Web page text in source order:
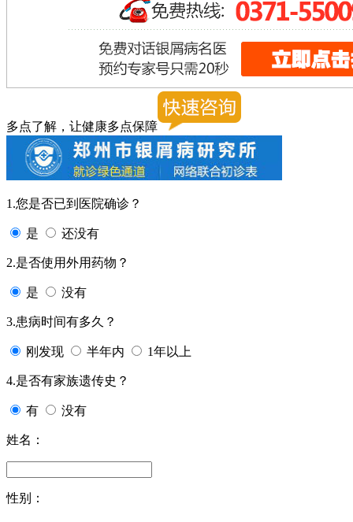
多点了解，让健康多点保障
1.您是否已到医院确诊？
是 还没有
2.是否使用外用药物？
是 没有
3.患病时间有多久？
刚发现 半年内 1年以上
4.是否有家族遗传史？
有 没有
姓名：
性别：